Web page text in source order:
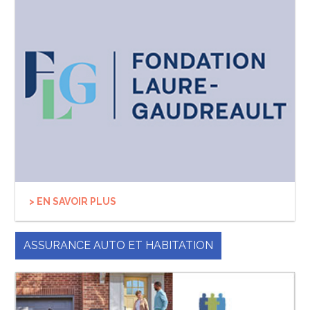
> EN SAVOIR PLUS
ASSURANCE AUTO ET HABITATION